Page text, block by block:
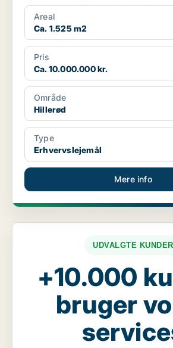
Areal
Ca. 1.525 m2
Pris
Ca. 10.000.000 kr.
Område
Hillerød
Type
Erhvervslejemål
Mere info
UDVALGTE KUNDER
+10.000
bruger